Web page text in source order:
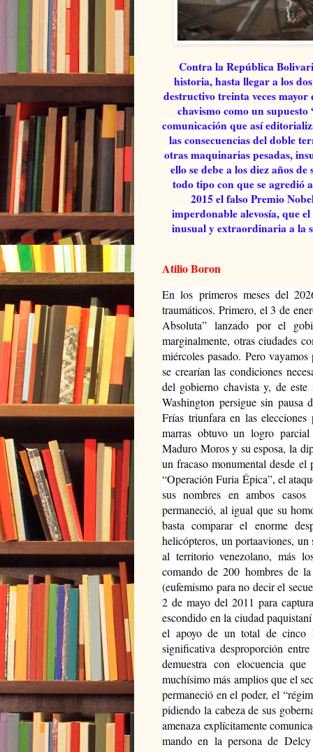
Contra la República
historia, hasta llegar a los
destructivo treinta veces
chavismo como un
comunicación que así
las consecuencias del doble
otras maquinarias pesadas,
ello se debe a los diez años
todo tipo con que se agredió
2015 el falso Premio
imperdonable alevosía, que
inusual y extraordinaria a la
Atilio Boron
En los primeros meses del
traumáticos. Primero, el 3 de
Absoluta” lanzado por el
marginalmente, otras ciudades
miércoles pasado. Pero
se crearían las condiciones
del gobierno chavista y, de
Washington persigue sin pausa
Frías triunfara en las
marras obtuvo un logro
Maduro Moros y su esposa, la
un fracaso monumental desde
“Operación Furia Épica”, el
sus nombres en ambos
permaneció, al igual que su
basta comparar el enorme
helicópteros, un portaaviones,
al territorio venezolano, más
comando de 200 hombres de
(eufemismo para no decir el
2 de mayo del 2011 para
escondido en la ciudad
el apoyo de un total de cinco
significativa desproporción
demuestra con elocuencia
muchísimo más amplios que el
permaneció en el poder, el
pidiendo la cabeza de sus
amenaza explícitamente
mando en la persona de Delcy